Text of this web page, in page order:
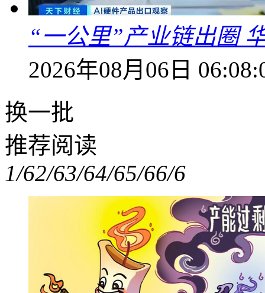
“一公里”产业链出圈
2026年08月06日
换一批
推荐阅读
1/62/63/64/65/66/6